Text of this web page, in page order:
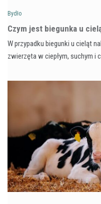
Bydło
Czym jest biegunka u
W przypadku biegunki u cieląt
zwierzęta w ciepłym, suchym i